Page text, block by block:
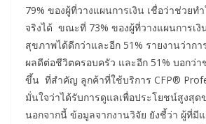
79% ของผู้ที่วางแผนการเงิน เชื่อว่าช่วยท
จริงได้ ขณะที่ 73% ของผู้ที่วางแผนการเ
สุขภาพได้ดีกว่าและอีก 51% รายงานว่ากา
ผลดีต่อชีวิตครอบครัว และอีก 51% บอกว่
ขึ้น ที่สำคัญ ลูกค้าที่ใช้บริการ CFP®
มั่นใจว่าได้รับการดูแลเพื่อประโยชน์สูงสุด
นอกจากนี้ ข้อมูลจากงานวิจัย ยังชี้ว่า ผู้ที่มี